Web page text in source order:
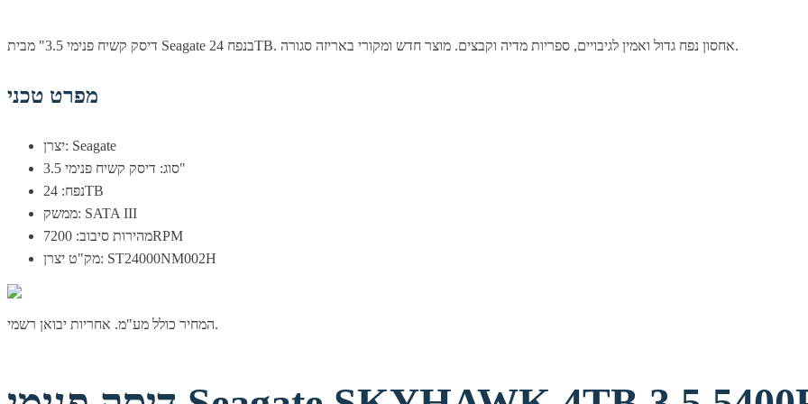
דיסק קשיח פנימי 3.5" מבית Seagate בנפח 24TB. אחסון נפח גדול ואמין לגיבויים, ספריות מדיה וקבצים. מוצר חדש ומקורי באריזה סגורה.
מפרט טכני
יצרן: Seagate
סוג: דיסק קשיח פנימי 3.5"
נפח: 24TB
ממשק: SATA III
מהירות סיבוב: 7200RPM
מק"ט יצרן: ST24000NM002H
המחיר כולל מע"מ. אחריות יבואן רשמי.